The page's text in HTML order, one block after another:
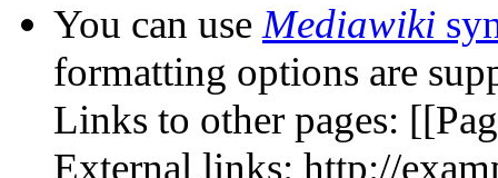
You can useMediawiki
formatting options are
Links to other pages:
External links: http://